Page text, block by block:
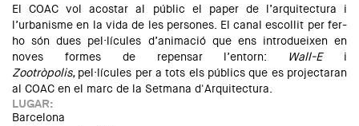
El COAC vol acostar al públic el paper de l’arquitectura i
l’urbanisme en la vida de les persones. El canal escollit per fer-
ho són dues pel·lícules d’animació que ens introdueixen en
noves formes de repensar l’entorn: Wall-Ei
Zootròpolis, pel·lícules per a tots els públics que es projectaran
al COAC en el marc de la Setmana d'Arquitectura.
LUGAR:
Barcelona